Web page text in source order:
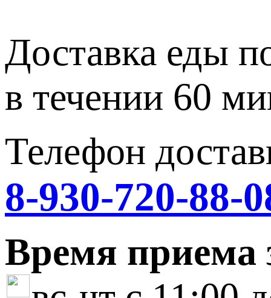
Доставка еды
в течении 60
Телефон
8-930-720-88-
Время приема